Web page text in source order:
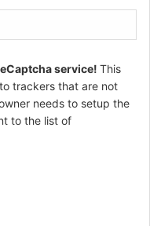
service! This
trackers that are not
needs to setup the
to the list of